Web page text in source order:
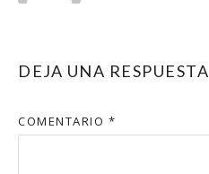
DEJA UNA RESPUESTA
COMENTARIO *